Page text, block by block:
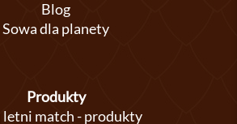
Blog
Sowa dla planety
Produkty
letni match - produkty